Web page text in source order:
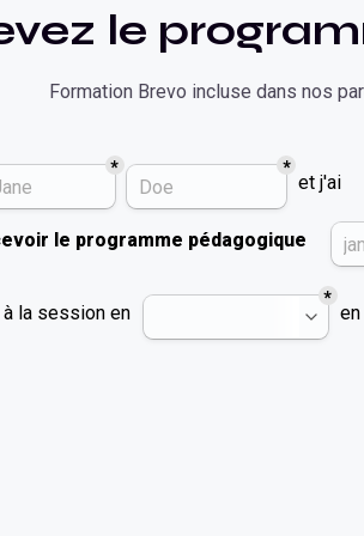
le
Formation Brevo incluse dans nos